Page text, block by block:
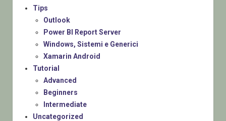
Tips
Outlook
Power BI Report Server
Windows, Sistemi e Generici
Xamarin Android
Tutorial
Advanced
Beginners
Intermediate
Uncategorized